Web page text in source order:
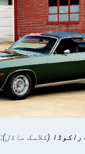
(کلاسک ماڈل):